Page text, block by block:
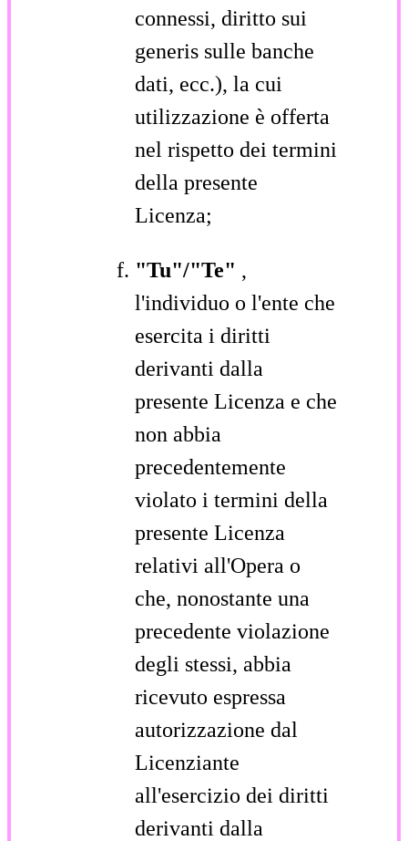
connessi, diritto sui
generis sulle banche
dati, ecc.), la cui
utilizzazione è offerta
nel rispetto dei termini
della presente
Licenza;
"Tu"/"Te" ,
l'individuo o l'ente che
esercita i diritti
derivanti dalla
presente Licenza e che
non abbia
precedentemente
violato i termini della
presente Licenza
relativi all'Opera o
che, nonostante una
precedente violazione
degli stessi, abbia
ricevuto espressa
autorizzazione dal
Licenziante
all'esercizio dei diritti
derivanti dalla